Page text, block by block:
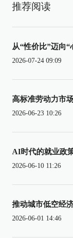
推荐阅读
从“性价比”迈向
2026-07-24 09:09
高标准劳动力市
2026-06-23 10:26
AI时代的就业政
2026-06-10 11:26
推动城市低空经
2026-06-01 14:46